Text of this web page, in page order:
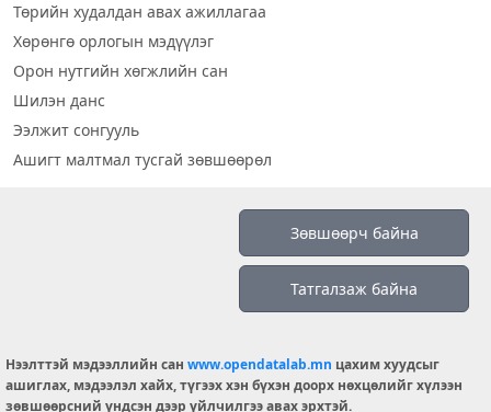
Төрийн худалдан авах ажиллагаа
Хөрөнгө орлогын мэдүүлэг
Орон нутгийн хөгжлийн сан
Шилэн данс
Ээлжит сонгууль
Ашигт малтмал тусгай зөвшөөрөл
info@opendatalab.mn
© 2026 OPENDATA LAB MONGOLIA.
Зөвшөөрч байна
Татгалзаж байна
Нээлттэй мэдээллийн сан www.opendatalab.mn цахим хуудсыг
ашиглах, мэдээлэл хайх, түгээх хэн бүхэн доорх нөхцөлийг хүлээн
зөвшөөрсний үндсэн дээр үйлчилгээ авах эрхтэй.